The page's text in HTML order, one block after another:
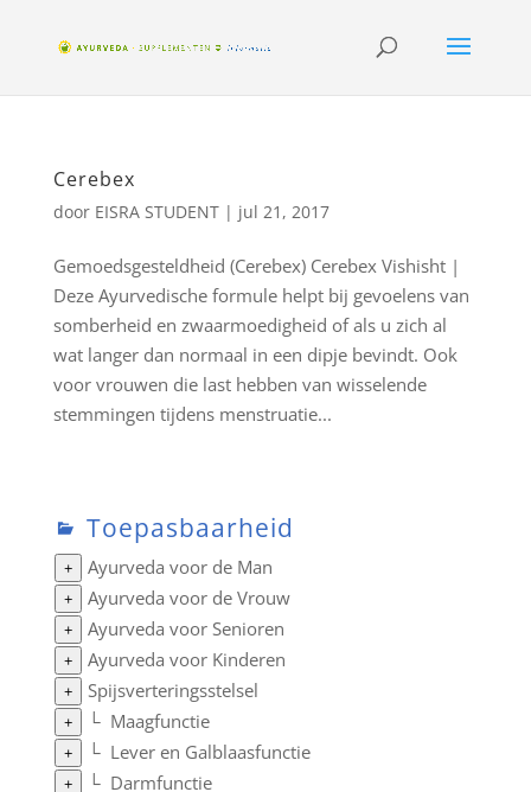
Cerebex
door EISRA STUDENT| jul 21, 2017
Gemoedsgesteldheid (Cerebex) Cerebex Vishisht |
Deze Ayurvedische formule helpt bij gevoelens van
somberheid en zwaarmoedigheid of als u zich al
wat langer dan normaal in een dipje bevindt. Ook
voor vrouwen die last hebben van wisselende
stemmingen tijdens menstruatie...
Toepasbaarheid
+ Ayurveda voor de Man
+ Ayurveda voor de Vrouw
+ Ayurveda voor Senioren
+ Ayurveda voor Kinderen
+ Spijsverteringsstelsel
+ └ Maagfunctie
+ └ Lever en Galblaasfunctie
+ └ Darmfunctie